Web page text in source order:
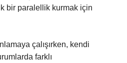
bir paralellik kurmak için
çalışırken, kendi
farklı